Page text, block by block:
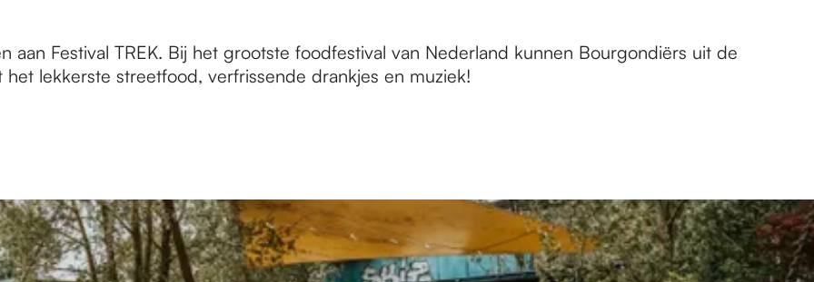
Festival TREK. Bij het grootste foodfestival van Nederland kunnen Bourgondiërs uit de
lekkerste streetfood, verfrissende drankjes en muziek!